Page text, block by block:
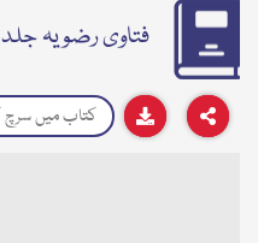
فتاوی رضویہ جلد ۲